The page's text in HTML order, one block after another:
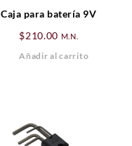
Caja para batería 9V
$210.00 M.N.
Añadir al carrito